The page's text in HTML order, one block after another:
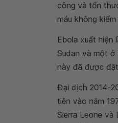
công và tổn
máu không
Ebola xuất hiện
Sudan và một ở
này đã được
Đại dịch 2014-
tiên vào năm
Sierra Leone và